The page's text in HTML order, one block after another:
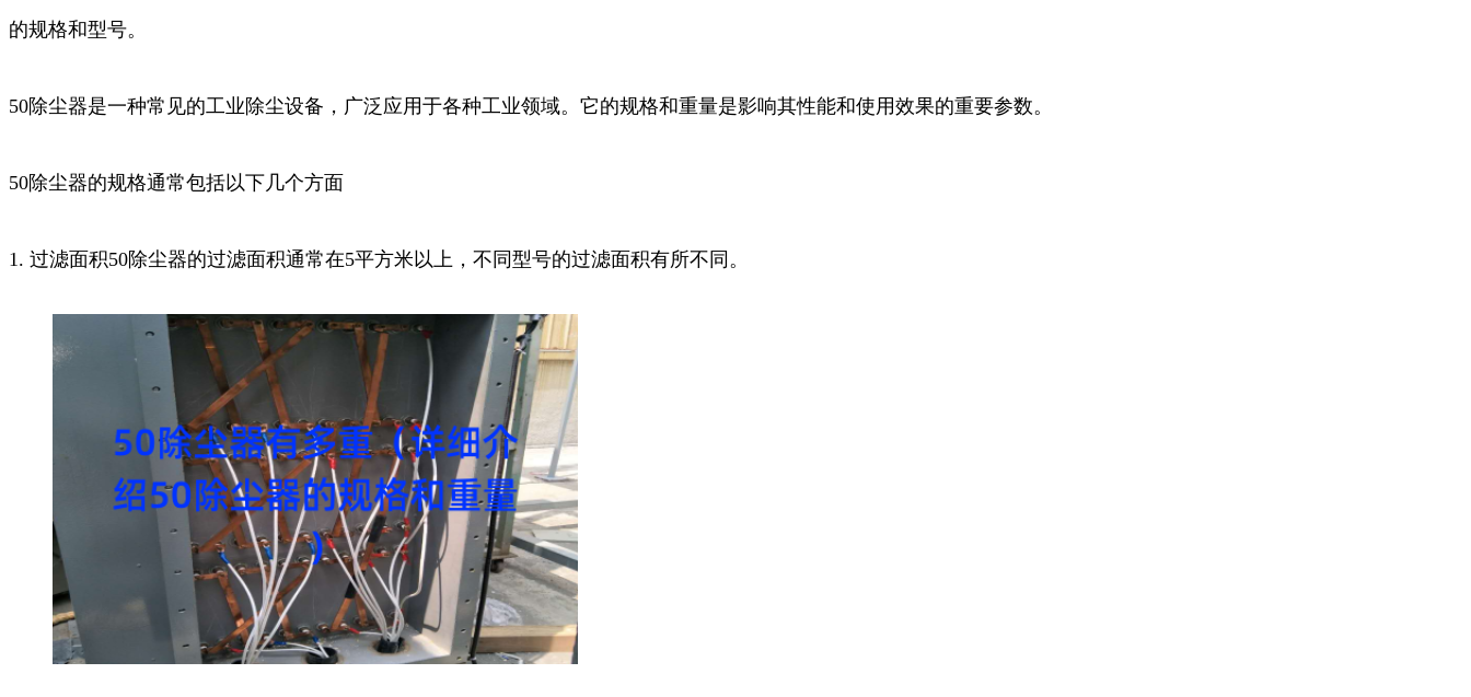
的规格和型号。
50除尘器是一种常见的工业除尘设备，广泛应用于各种工业领域。它的规格和重量是影响其性能和使用效果的重要参数。
50除尘器的规格通常包括以下几个方面
1. 过滤面积50除尘器的过滤面积通常在5平方米以上，不同型号的过滤面积有所不同。